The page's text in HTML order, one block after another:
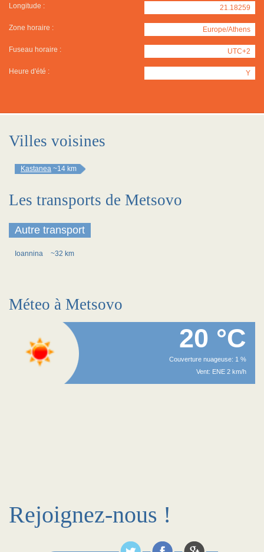
Longitude : 21.18259
Zone horaire : Europe/Athens
Fuseau horaire : UTC+2
Heure d'été : Y
Villes voisines
Kastanea ~14 km
Les transports de Metsovo
Autre transport
Ioannina ~32 km
Méteo à Metsovo
20 °C
Couverture nuageuse: 1 %
Vent: ENE 2 km/h
Rejoignez-nous !